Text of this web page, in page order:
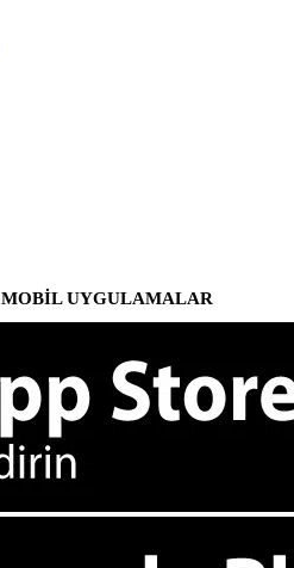
MOBİL UYGULAMALAR